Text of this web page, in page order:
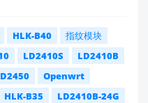
HLK-B40
指纹模块
LD2410S
LD2410B
Openwrt
HLK-B35
LD2410B-24G